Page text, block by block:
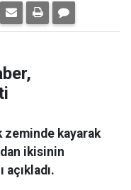
zeminde kayarak
ikisinin
açıkladı.